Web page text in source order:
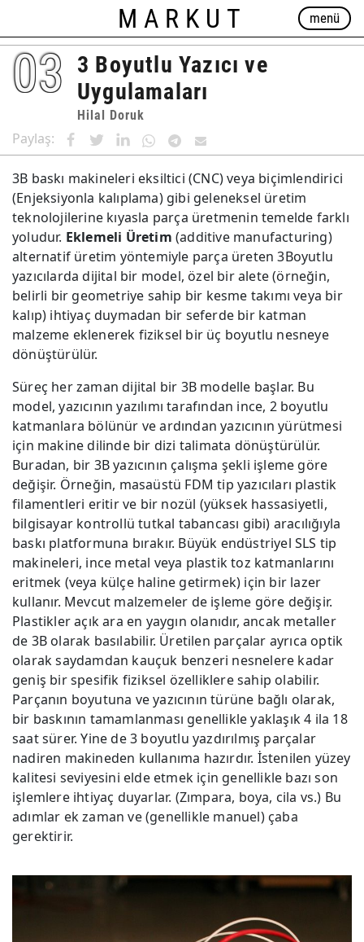
MARKUT menü
03
3 Boyutlu Yazıcı ve
Uygulamaları
Hilal Doruk
Paylaş:
3B baskı makineleri eksiltici (CNC) veya biçimlendirici
(Enjeksiyonla kalıplama) gibi geleneksel üretim
teknolojilerine kıyasla parça üretmenin temelde farklı
yoludur. Eklemeli Üretim (additive manufacturing)
alternatif üretim yöntemiyle parça üreten 3Boyutlu
yazıcılarda dijital bir model, özel bir alete (örneğin,
belirli bir geometriye sahip bir kesme takımı veya bir
kalıp) ihtiyaç duymadan bir seferde bir katman
malzeme eklenerek fiziksel bir üç boyutlu nesneye
dönüştürülür.
Süreç her zaman dijital bir 3B modelle başlar. Bu
model, yazıcının yazılımı tarafından ince, 2 boyutlu
katmanlara bölünür ve ardından yazıcının yürütmesi
için makine dilinde bir dizi talimata dönüştürülür.
Buradan, bir 3B yazıcının çalışma şekli işleme göre
değişir. Örneğin, masaüstü FDM tip yazıcıları plastik
filamentleri eritir ve bir nozül (yüksek hassasiyetli,
bilgisayar kontrollü tutkal tabancası gibi) aracılığıyla
baskı platformuna bırakır. Büyük endüstriyel SLS tip
makineleri, ince metal veya plastik toz katmanlarını
eritmek (veya külçe haline getirmek) için bir lazer
kullanır. Mevcut malzemeler de işleme göre değişir.
Plastikler açık ara en yaygın olanıdır, ancak metaller
de 3B olarak basılabilir. Üretilen parçalar ayrıca optik
olarak saydamdan kauçuk benzeri nesnelere kadar
geniş bir spesifik fiziksel özelliklere sahip olabilir.
Parçanın boyutuna ve yazıcının türüne bağlı olarak,
bir baskının tamamlanması genellikle yaklaşık 4 ila 18
saat sürer. Yine de 3 boyutlu yazdırılmış parçalar
nadiren makineden kullanıma hazırdır. İstenilen yüzey
kalitesi seviyesini elde etmek için genellikle bazı son
işlemlere ihtiyaç duyarlar. (Zımpara, boya, cila vs.) Bu
adımlar ek zaman ve (genellikle manuel) çaba
gerektirir.